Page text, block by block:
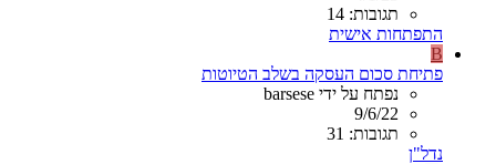
תגובות: 14
התפתחות אישית
B
פתיחת סכום העסקה בשלב הטיוטות
נפתח על ידי barsese
9/6/22
תגובות: 31
נדל"ן